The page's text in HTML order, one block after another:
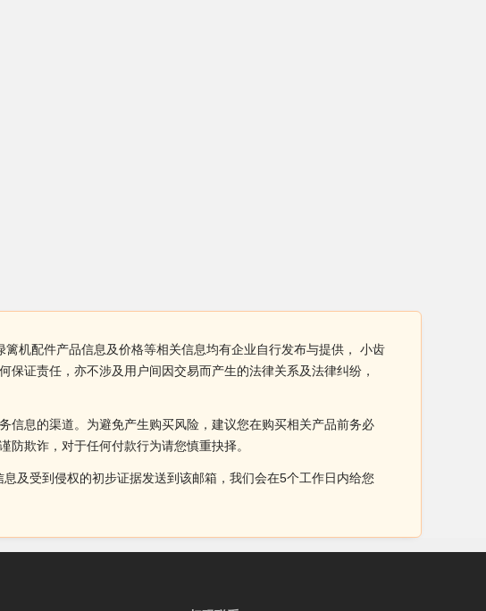
机配件产品信息及价格等相关信息均有企业自行发布与提供， 小齿
证责任，亦不涉及用户间因交易而产生的法律关系及法律纠纷，
信息的渠道。为避免产生购买风险，建议您在购买相关产品前务必
欺诈，对于任何付款行为请您慎重抉择。
及受到侵权的初步证据发送到该邮箱，我们会在5个工作日内给您